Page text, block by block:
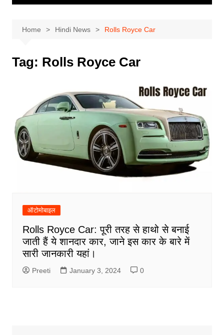
Home Hindi News Rolls Royce Car
Tag: Rolls Royce Car
ऑटोमोबाइल
Rolls Royce Car: पूरी तरह से हाथो से बनाई
जाती हैं ये शानदार कार, जाने इस कार के बारे में
सारी जानकारी यहां।
Preeti January 3, 2024 0